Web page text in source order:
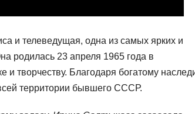
и телеведущая, одна из самых ярких и
родилась 23 апреля 1965 года в
и творчеству. Благодаря богатому
территории бывшего СССР.